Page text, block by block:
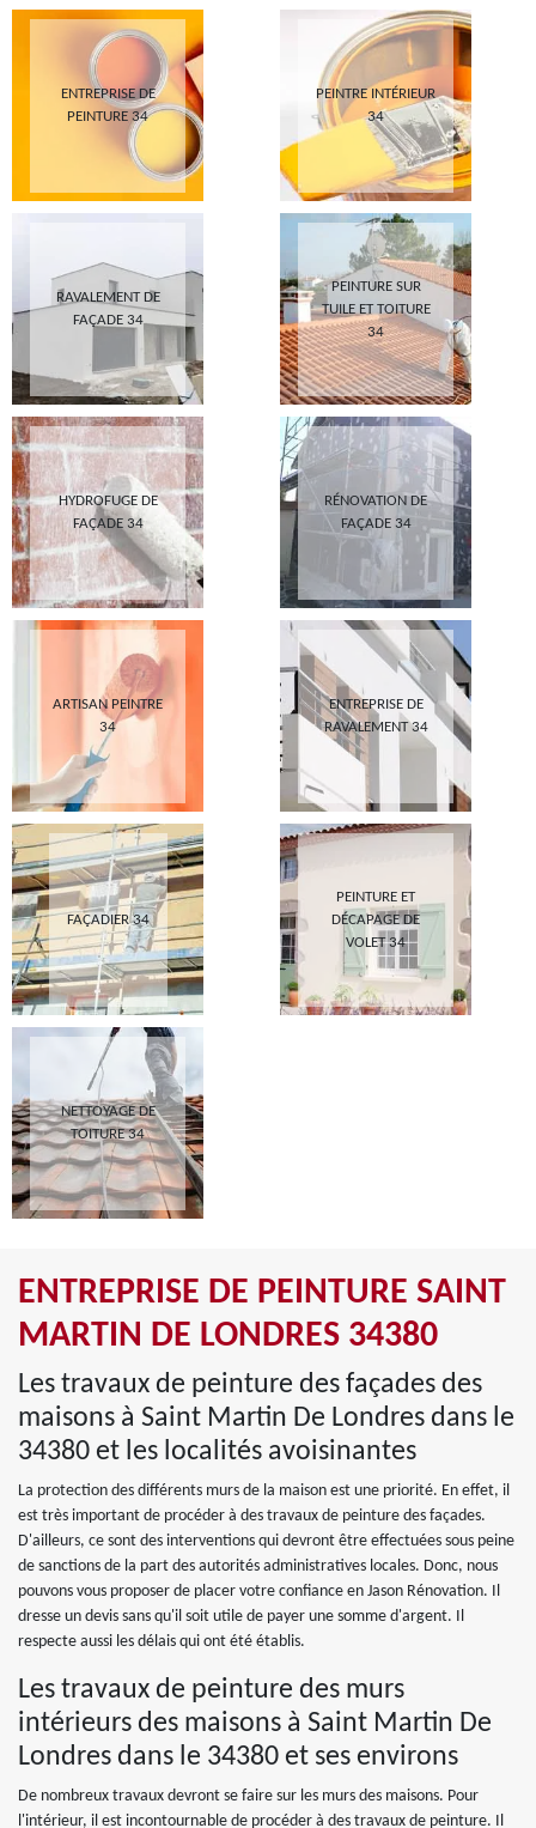
ENTREPRISE DE
PEINTURE 34
PEINTRE INTÉRIEUR
34
RAVALEMENT DE
FAÇADE 34
PEINTURE SUR
TUILE ET TOITURE
34
HYDROFUGE DE
FAÇADE 34
RÉNOVATION DE
FAÇADE 34
ARTISAN PEINTRE
34
ENTREPRISE DE
RAVALEMENT 34
FAÇADIER 34
PEINTURE ET
DÉCAPAGE DE
VOLET 34
NETTOYAGE DE
TOITURE 34
ENTREPRISE DE PEINTURE SAINT
MARTIN DE LONDRES 34380
Les travaux de peinture des façades des
maisons à Saint Martin De Londres dans le
34380 et les localités avoisinantes
La protection des différents murs de la maison est une priorité. En effet, il
est très important de procéder à des travaux de peinture des façades.
D'ailleurs, ce sont des interventions qui devront être effectuées sous peine
de sanctions de la part des autorités administratives locales. Donc, nous
pouvons vous proposer de placer votre confiance en Jason Rénovation. Il
dresse un devis sans qu'il soit utile de payer une somme d'argent. Il
respecte aussi les délais qui ont été établis.
Les travaux de peinture des murs
intérieurs des maisons à Saint Martin De
Londres dans le 34380 et ses environs
De nombreux travaux devront se faire sur les murs des maisons. Pour
l'intérieur, il est incontournable de procéder à des travaux de peinture. Il